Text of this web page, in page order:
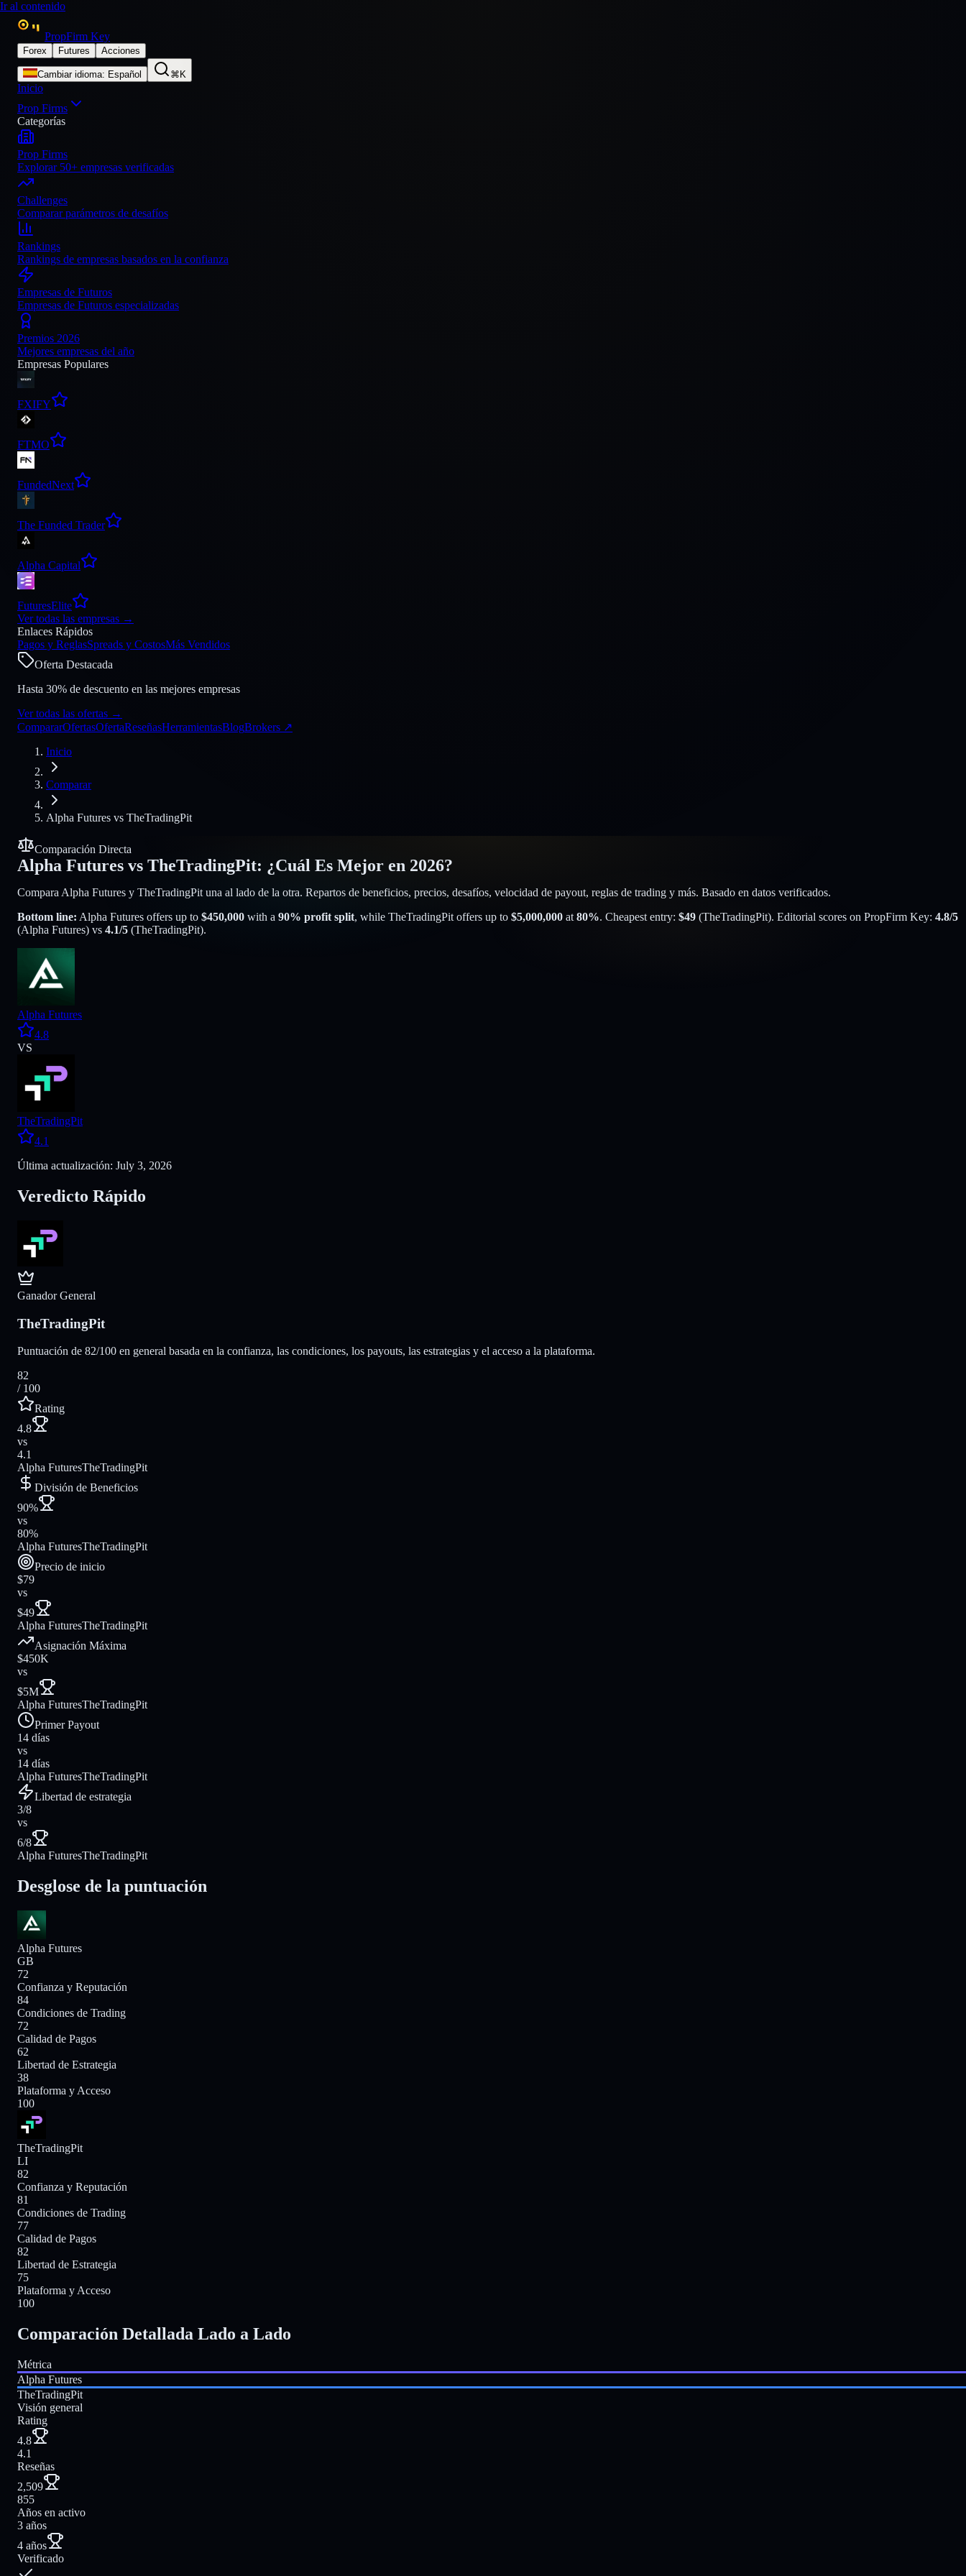
Ir al contenido
PropFirm Key
Forex Futures Acciones
Cambiar idioma: Español ⌘K
Inicio
Prop Firms
Categorías
Prop Firms
Explorar 50+ empresas verificadas
Challenges
Comparar parámetros de desafíos
Rankings
Rankings de empresas basados en la confianza
Empresas de Futuros
Empresas de Futuros especializadas
Premios 2026
Mejores empresas del año
Empresas Populares
FXIFY
FTMO
FundedNext
The Funded Trader
Alpha Capital
FuturesElite
Ver todas las empresas →
Enlaces Rápidos
Pagos y ReglasSpreads y CostosMás Vendidos
Oferta Destacada
Hasta 30% de descuento en las mejores empresas
Ver todas las ofertas →
CompararOfertasOfertaReseñasHerramientasBlogBrokers ↗
Inicio
Comparar
Alpha Futures vs TheTradingPit
Comparación Directa
Alpha Futures vs TheTradingPit: ¿Cuál Es Mejor en 2026?
Compara Alpha Futures y TheTradingPit una al lado de la otra. Repartos de beneficios, precios, desafíos, velocidad de payout, reglas de trading y más. Basado en datos verificados.
Bottom line: Alpha Futures offers up to $450,000 with a 90% profit split, while TheTradingPit offers up to $5,000,000 at 80%. Cheapest entry: $49 (TheTradingPit). Editorial scores on PropFirm Key: 4.8/5
(Alpha Futures) vs 4.1/5 (TheTradingPit).
Alpha Futures
4.8
VS
TheTradingPit
4.1
Última actualización: July 3, 2026
Veredicto Rápido
Ganador General
TheTradingPit
Puntuación de 82/100 en general basada en la confianza, las condiciones, los payouts, las estrategias y el acceso a la plataforma.
82
/ 100
Rating
4.8
vs
4.1
Alpha FuturesTheTradingPit
División de Beneficios
90%
vs
80%
Alpha FuturesTheTradingPit
Precio de inicio
$79
vs
$49
Alpha FuturesTheTradingPit
Asignación Máxima
$450K
vs
$5M
Alpha FuturesTheTradingPit
Primer Payout
14 días
vs
14 días
Alpha FuturesTheTradingPit
Libertad de estrategia
3/8
vs
6/8
Alpha FuturesTheTradingPit
Desglose de la puntuación
Alpha Futures
GB
72
Confianza y Reputación
84
Condiciones de Trading
72
Calidad de Pagos
62
Libertad de Estrategia
38
Plataforma y Acceso
100
TheTradingPit
LI
82
Confianza y Reputación
81
Condiciones de Trading
77
Calidad de Pagos
82
Libertad de Estrategia
75
Plataforma y Acceso
100
Comparación Detallada Lado a Lado
Métrica
Alpha Futures
TheTradingPit
Visión general
Rating
4.8
4.1
Reseñas
2,509
855
Años en activo
3 años
4 años
Verificado